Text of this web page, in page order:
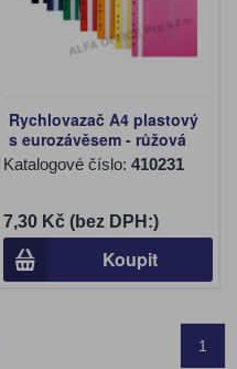
Rychlovazač A4 plastový
s eurozávěsem - růžová
Katalogové číslo: 410231
7,30 Kč (bez DPH:)
Koupit
1